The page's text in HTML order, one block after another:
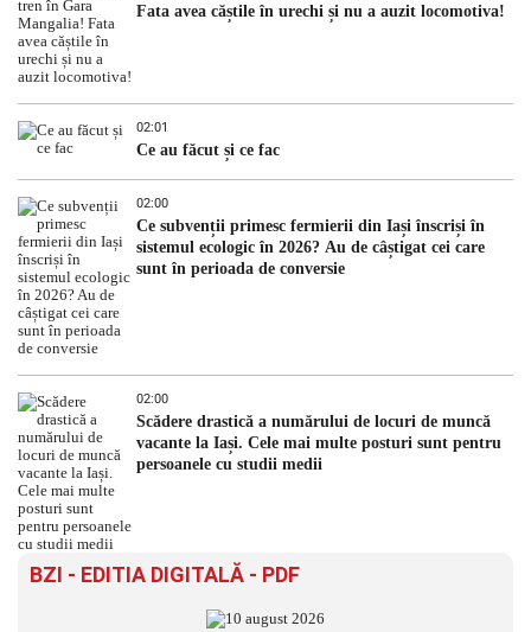
Fata avea căștile în urechi și nu a auzit locomotiva!
02:01
Ce au făcut și ce fac
02:00
Ce subvenții primesc fermierii din Iași înscriși în
sistemul ecologic în 2026? Au de câștigat cei care
sunt în perioada de conversie
02:00
Scădere drastică a numărului de locuri de muncă
vacante la Iași. Cele mai multe posturi sunt pentru
persoanele cu studii medii
BZI - EDITIA DIGITALĂ - PDF